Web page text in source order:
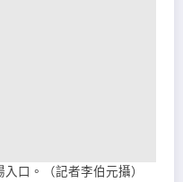
口。（記者李伯元攝）